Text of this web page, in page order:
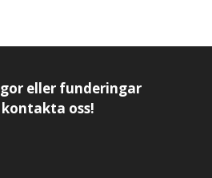
eller funderingar
oss!